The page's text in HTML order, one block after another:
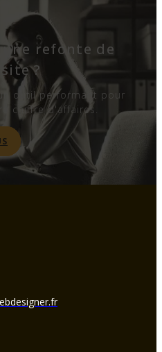
une refonte de
?
outil performant pour
chiffre d'affaires.